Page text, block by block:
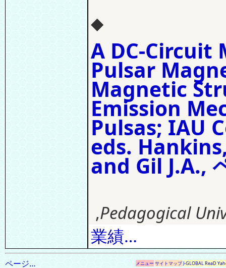
◆
A DC-Circuit
Pulsar
Magnetic
Emission
Pulsas; IAU
eds.
and Gil J.A.,
,Pedagogical
業績…
ページ… メニューサイトマップJ-GLOBALReaD